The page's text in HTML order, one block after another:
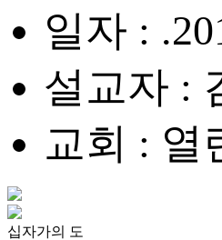
일자 :
설교자 :
교회 : 열
십자가의 도